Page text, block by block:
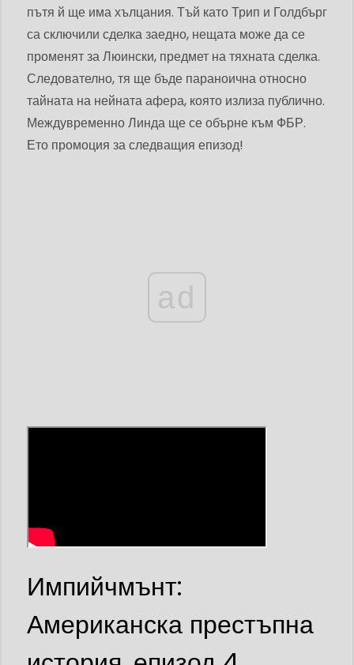
пътя й ще има хълцания. Тъй като Трип и Голдбърг
са сключили сделка заедно, нещата може да се
променят за Люински, предмет на тяхната сделка.
Следователно, тя ще бъде параноична относно
тайната на нейната афера, която излиза публично.
Междувременно Линда ще се обърне към ФБР.
Ето промоция за следващия епизод!
ad
Импийчмънт:
Американска престъпна